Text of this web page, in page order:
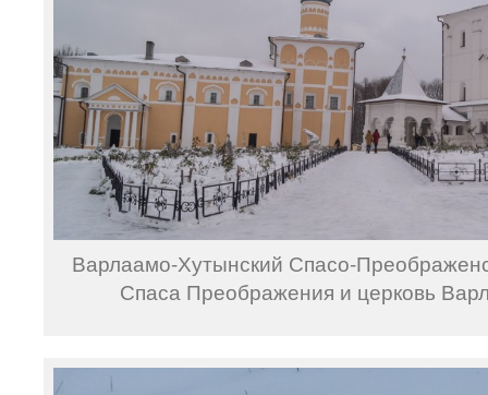
Варлаамо-Хутынский Спасо-
Спаса Преображения и церковь